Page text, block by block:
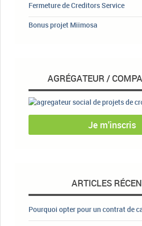
Fermeture de Creditors Service
Bonus projet Miimosa
AGRÉGATEUR /
Je m'inscris
ARTICLES
Pourquoi opter pour un contrat de